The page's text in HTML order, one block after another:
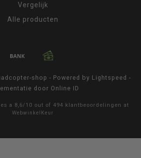
Vergelijk
Alle producten
shop - Powered by Lightspeed -
door Online ID
a 8,6/ 10 out of 494 klantbeoordelingen at
WebwinkelKeur